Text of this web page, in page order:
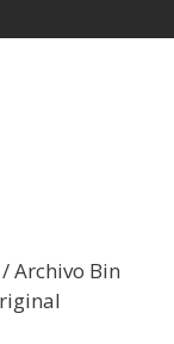
/ Archivo Bin